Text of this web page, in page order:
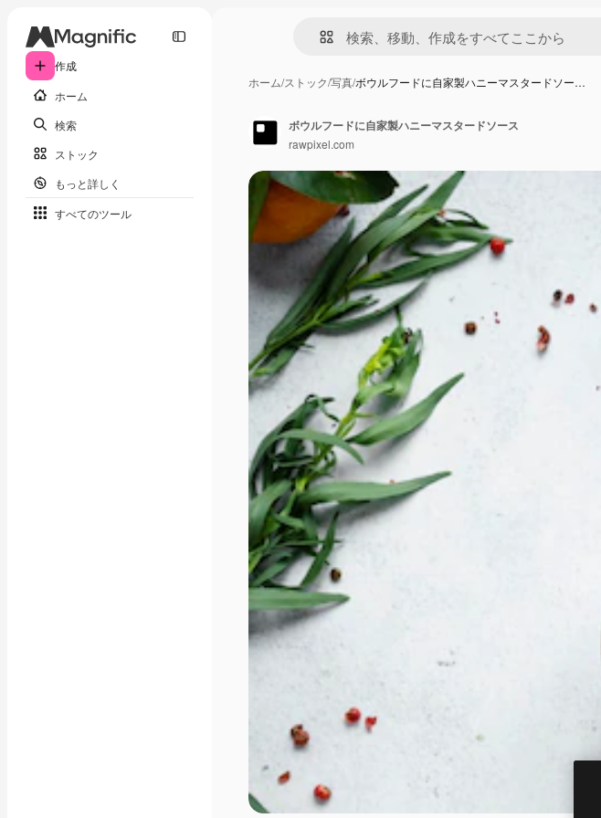
作成
ホーム
検索
ストック
もっと詳しく
すべてのツール
ホーム/ストック/写真/ボウルフードに自家製ハニーマスタードソー…
ボウルフードに自家製ハニーマスタードソース
rawpixel.com